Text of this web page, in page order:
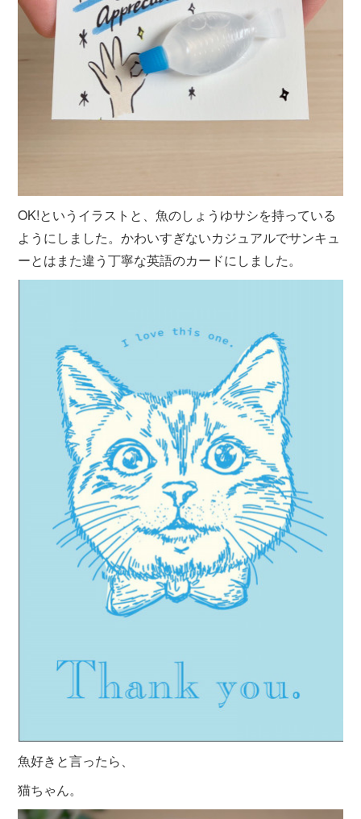
OK!というイラストと、魚のしょうゆサシを持っている
ようにしました。かわいすぎないカジュアルでサンキュ
ーとはまた違う丁寧な英語のカードにしました。
魚好きと言ったら、
猫ちゃん。